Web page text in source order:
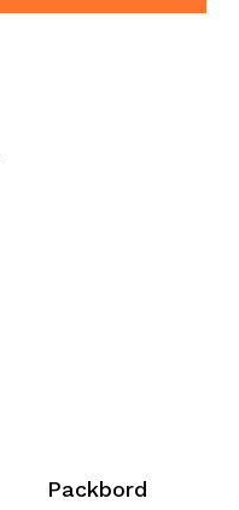
Packbord